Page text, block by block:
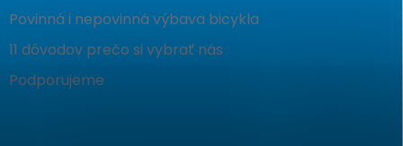
Povinná i nepovinná výbava bicykla
11 dôvodov prečo si vybrať nás
Podporujeme